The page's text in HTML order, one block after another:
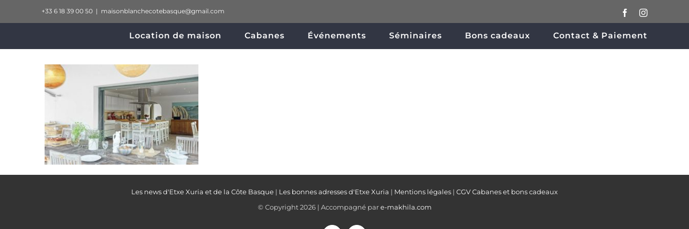
au
+33 6 18 39 00 50 | maisonblanchecotebasque@gmail.com FacebookInstagram
Location de maison Cabanes Événements Séminaires Bons cadeaux Contact & Paiement
Les news d'Etxe Xuria et de la Côte Basque | Les bonnes adresses d'Etxe Xuria | Mentions légales | CGV Cabanes et bons cadeaux
© Copyright2026 | Accompagné pare-makhila.com